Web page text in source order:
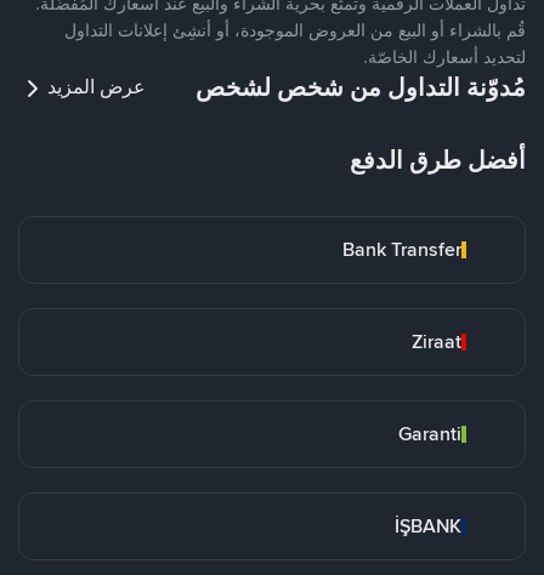
قُم بالشراء أو البيع من العروض الموجودة، أو أنشِئ إعلانات التداول
لتحديد أسعارك الخاصّة.
مُدوّنة التداول من شخص لشخص عرض المزيد
أفضل طرق الدفع
Bank Transfer
Ziraat
Garanti
İŞBANK